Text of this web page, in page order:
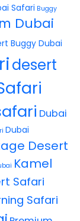
Safari Buggy
Dubai
Buggy Dubai
desert
Dubai
Dubai
Desert
Kamel
Safari
Safari